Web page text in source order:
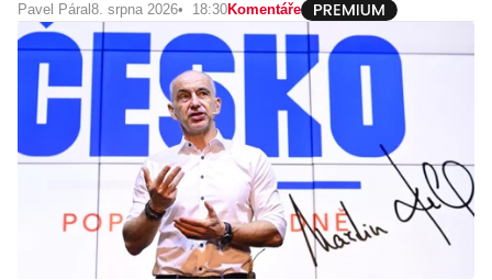
Pavel Páral 8. srpna 2026 18:30Komentáře